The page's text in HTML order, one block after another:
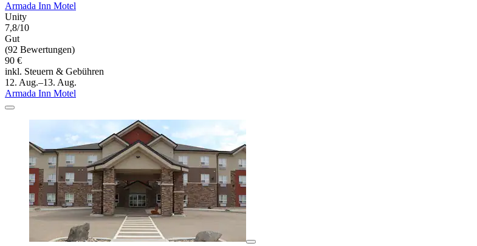
Armada Inn Motel
Unity
7,8/10
Gut
(92 Bewertungen)
90 €
inkl. Steuern & Gebühren
12. Aug.–13. Aug.
Armada Inn Motel